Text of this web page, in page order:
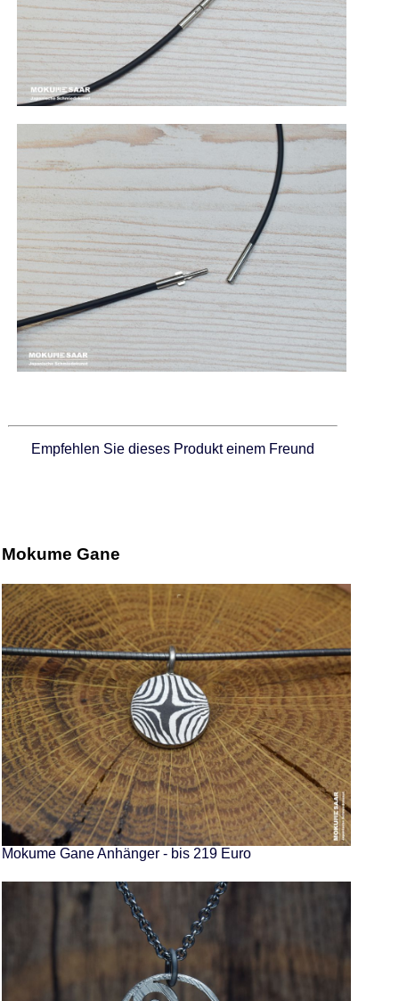
Empfehlen Sie dieses Produkt einem Freund
Mokume Gane
Mokume Gane Anhänger - bis 219 Euro